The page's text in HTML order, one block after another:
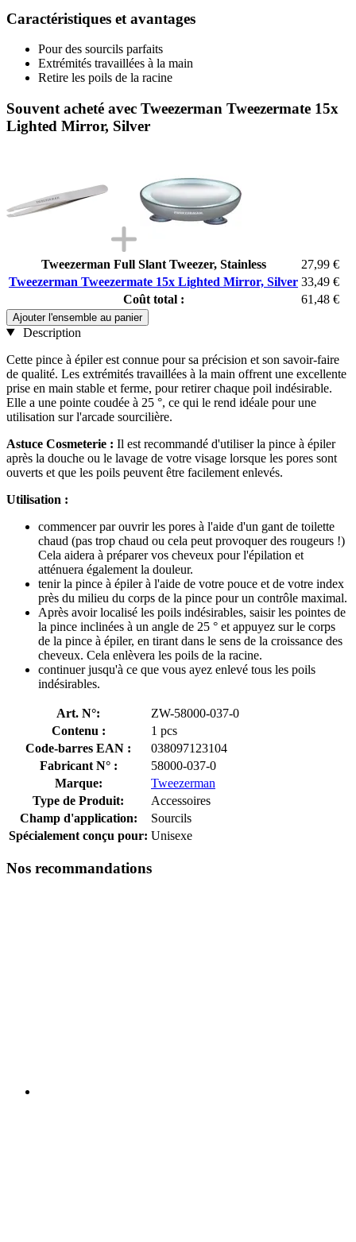
Caractéristiques et avantages
Pour des sourcils parfaits
Extrémités travaillées à la main
Retire les poils de la racine
Souvent acheté avec Tweezerman Tweezermate 15x
Lighted Mirror, Silver
Tweezerman Full Slant Tweezer, Stainless
27,99 €
Tweezerman Tweezermate 15x Lighted Mirror, Silver 33,49 €
Coût total :
61,48 €
Ajouter l'ensemble au panier
Description
Cette pince à épiler est connue pour sa précision et son savoir-faire
de qualité. Les extrémités travaillées à la main offrent une excellente
prise en main stable et ferme, pour retirer chaque poil indésirable.
Elle a une pointe coudée à 25 °, ce qui le rend idéale pour une
utilisation sur l'arcade sourcilière.
Astuce Cosmeterie : Il est recommandé d'utiliser la pince à épiler
après la douche ou le lavage de votre visage lorsque les pores sont
ouverts et que les poils peuvent être facilement enlevés.
Utilisation :
commencer par ouvrir les pores à l'aide d'un gant de toilette
chaud (pas trop chaud ou cela peut provoquer des rougeurs !)
Cela aidera à préparer vos cheveux pour l'épilation et
atténuera également la douleur.
tenir la pince à épiler à l'aide de votre pouce et de votre index
près du milieu du corps de la pince pour un contrôle maximal.
Après avoir localisé les poils indésirables, saisir les pointes de
la pince inclinées à un angle de 25 ° et appuyez sur le corps
de la pince à épiler, en tirant dans le sens de la croissance des
cheveux. Cela enlèvera les poils de la racine.
continuer jusqu'à ce que vous ayez enlevé tous les poils
indésirables.
Art. N°:
ZW-58000-037-0
Contenu :
1 pcs
Code-barres EAN :
038097123104
Fabricant N° :
58000-037-0
Marque:
Tweezerman
Type de Produit:
Accessoires
Champ d'application:
Sourcils
Spécialement conçu pour: Unisexe
Nos recommandations